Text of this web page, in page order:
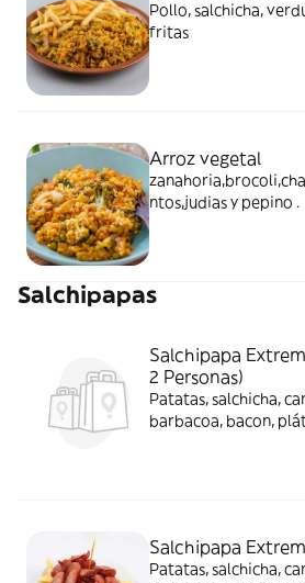
Pollo, salchicha,
fritas
Arroz vegetal
ntos,judias y pepino .
Salchipapas
Salchipapa
2 Personas)
Patatas, salchicha,
barbacoa, bacon,
Salchipapa
Patatas, salchicha,